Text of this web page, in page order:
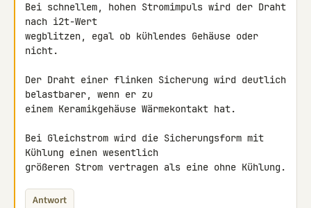
Bei schnellem, hohen Stromimpuls wird der Draht
nach i2t-Wert
wegblitzen, egal ob kühlendes Gehäuse oder
nicht.
Der Draht einer flinken Sicherung wird deutlich
belastbarer, wenn er zu
einem Keramikgehäuse Wärmekontakt hat.
Bei Gleichstrom wird die Sicherungsform mit
Kühlung einen wesentlich
größeren Strom vertragen als eine ohne Kühlung.
Antwort